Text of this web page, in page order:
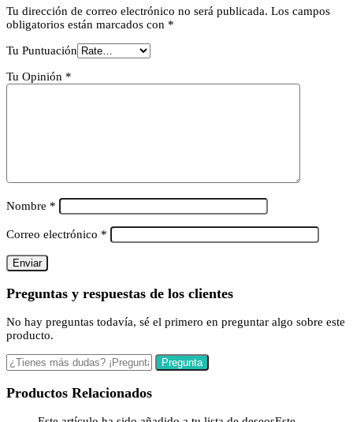
Tu dirección de correo electrónico no será publicada. Los campos
obligatorios están marcados con *
Tu Puntuación
Tu Opinión *
Nombre *
Correo electrónico *
Preguntas y respuestas de los clientes
No hay preguntas todavía, sé el primero en preguntar algo sobre este
producto.
Productos Relacionados